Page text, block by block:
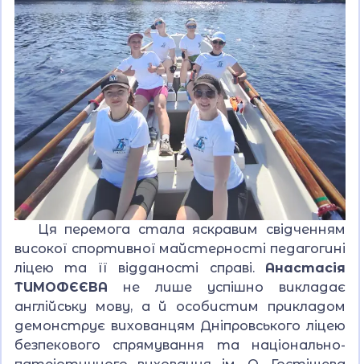
Ця перемога стала яскравим свідченням
високої спортивної майстерності педагогині
ліцею та її відданості справі. Анастасія
ТИМОФЄЄВА не лише успішно викладає
англійську мову, а й особистим прикладом
демонструє вихованцям Дніпровського ліцею
безпекового спрямування та національно-